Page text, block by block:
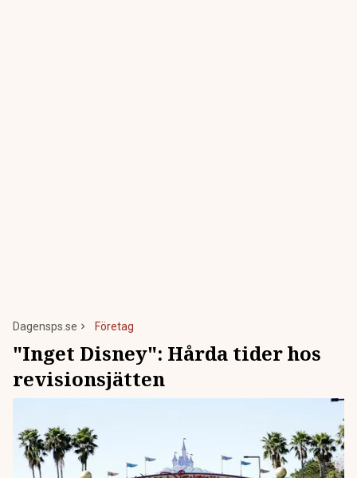
Dagensps.se Företag
"Inget Disney": Hårda tider hos
revisionsjätten